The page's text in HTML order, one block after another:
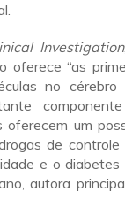
Investigation
oferece “as
no cérebro
oferecem um
de controle
e o diabetes
autora